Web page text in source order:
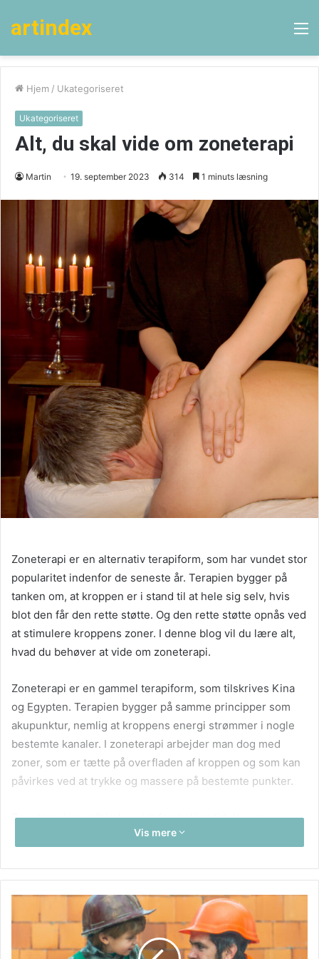
artindex
Hjem / Ukategoriseret
Ukategoriseret
Alt, du skal vide om zoneterapi
Martin 19. september 2023 314 1 minuts læsning
Zoneterapi er en alternativ terapiform, som har vundet stor
popularitet indenfor de seneste år. Terapien bygger på
tanken om, at kroppen er i stand til at hele sig selv, hvis
blot den får den rette støtte. Og den rette støtte opnås ved
at stimulere kroppens zoner. I denne blog vil du lære alt,
hvad du behøver at vide om zoneterapi.
Zoneterapi er en gammel terapiform, som tilskrives Kina
og Egypten. Terapien bygger på samme principper som
akupunktur, nemlig at kroppens energi strømmer i nogle
bestemte kanaler. I zoneterapi arbejder man dog med
zoner, som er tætte på overfladen af kroppen og som kan
påvirkes ved at trykke og massere på bestemte punkter.
Zoneterapi kan afhjælpe vidt forskellige lidelser og
skavanker. Terapien har vist sig at have positiv indflydelse
og allergier. Zoneterapi kan også bruges til at styrke
immunforsvaret og forbedre søvnkvaliteten. Læs mere her
Dorthe Würgler Zoneterapi.
Vis mere